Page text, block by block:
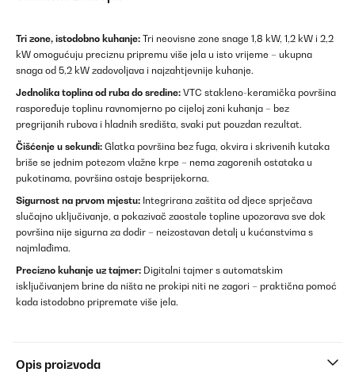
Tri zone, istodobno kuhanje: Tri neovisne zone snage 1,8 kW, 1,2 kW i 2,2
kW omogućuju preciznu pripremu više jela u isto vrijeme – ukupna
snaga od 5,2 kW zadovoljava i najzahtjevnije kuhanje.
Jednolika toplina od ruba do sredine: VTC stakleno-keramička površina
raspoređuje toplinu ravnomjerno po cijeloj zoni kuhanja – bez
pregrijanih rubova i hladnih središta, svaki put pouzdan rezultat.
Čišćenje u sekundi: Glatka površina bez fuga, okvira i skrivenih kutaka
briše se jednim potezom vlažne krpe – nema zagorenih ostataka u
pukotinama, površina ostaje besprijekorna.
Sigurnost na prvom mjestu: Integrirana zaštita od djece sprječava
slučajno uključivanje, a pokazivač zaostale topline upozorava sve dok
površina nije sigurna za dodir – neizostavan detalj u kućanstvima s
najmlađima.
Precizno kuhanje uz tajmer: Digitalni tajmer s automatskim
isključivanjem brine da ništa ne prokipi niti ne zagori – praktična pomoć
kada istodobno pripremate više jela.
Opis proizvoda